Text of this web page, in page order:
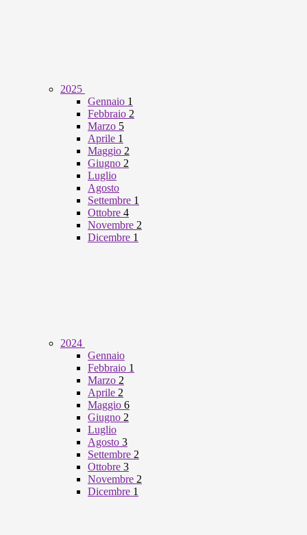
2025
Gennaio 1
Febbraio 2
Marzo 5
Aprile 1
Maggio 2
Giugno 2
Luglio
Agosto
Settembre 1
Ottobre 4
Novembre 2
Dicembre 1
2024
Gennaio
Febbraio 1
Marzo 2
Aprile 2
Maggio 6
Giugno 2
Luglio
Agosto 3
Settembre 2
Ottobre 3
Novembre 2
Dicembre 1